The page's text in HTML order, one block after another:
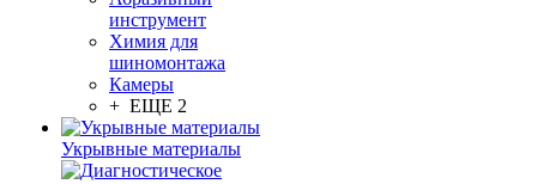
инструмент
Химия для
шиномонтажа
Камеры
+ ЕЩЕ 2
Укрывные материалы